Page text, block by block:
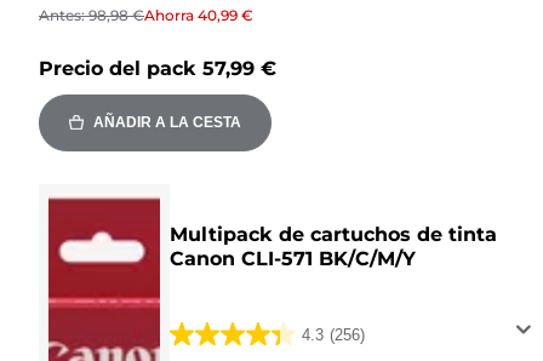
Antes:98,98 €Ahorra 40,99 €
Precio del pack 57,99 €
AÑADIR A LA CESTA
Multipack de cartuchos de tinta
Canon CLI-571 BK/C/M/Y
4.3 (256)
4.3